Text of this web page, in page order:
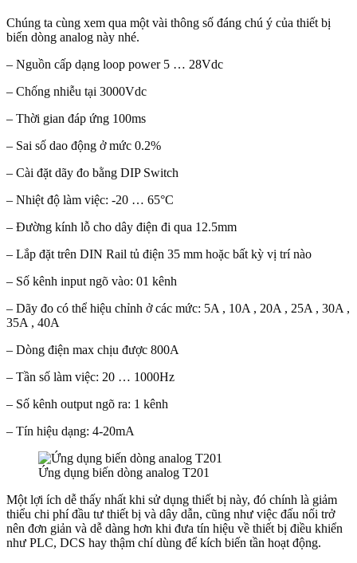
Chúng ta cùng xem qua một vài thông số đáng chú ý của thiết bị
biến dòng analog này nhé.
– Nguồn cấp dạng loop power 5 … 28Vdc
– Chống nhiễu tại 3000Vdc
– Thời gian đáp ứng 100ms
– Sai số dao động ở mức 0.2%
– Cài đặt dãy đo bằng DIP Switch
– Nhiệt độ làm việc: -20 … 65°C
– Đường kính lỗ cho dây điện đi qua 12.5mm
– Lắp đặt trên DIN Rail tủ điện 35 mm hoặc bất kỳ vị trí nào
– Số kênh input ngõ vào: 01 kênh
– Dãy đo có thể hiệu chỉnh ở các mức: 5A , 10A , 20A , 25A , 30A ,
35A , 40A
– Dòng điện max chịu được 800A
– Tần số làm việc: 20 … 1000Hz
– Số kênh output ngõ ra: 1 kênh
– Tín hiệu dạng: 4-20mA
Ứng dụng biến dòng analog T201
Một lợi ích dễ thấy nhất khi sử dụng thiết bị này, đó chính là giảm
thiểu chi phí đầu tư thiết bị và dây dẫn, cũng như việc đấu nối trở
nên đơn giản và dễ dàng hơn khi đưa tín hiệu về thiết bị điều khiển
như PLC, DCS hay thậm chí dùng để kích biến tần hoạt động.